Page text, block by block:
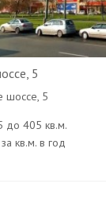
5
шоссе, 5
до 405 кв.м.
кв.м. в год